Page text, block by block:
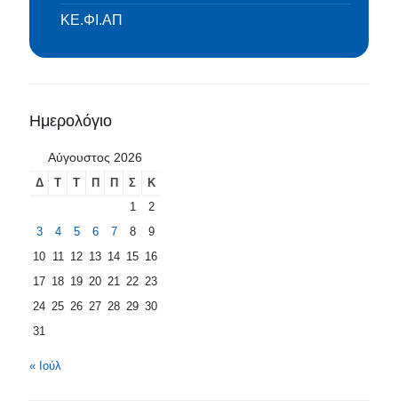
ΚΕ.ΦΙ.ΑΠ
Ημερολόγιο
Αύγουστος 2026
Δ Τ Τ Π Π Σ
Κ
1
2
3
4 5 6 7 8
9
10 11 12 13 14 15 16
17 18 19 20 21 22 23
24 25 26 27 28 29 30
31
« Ιούλ